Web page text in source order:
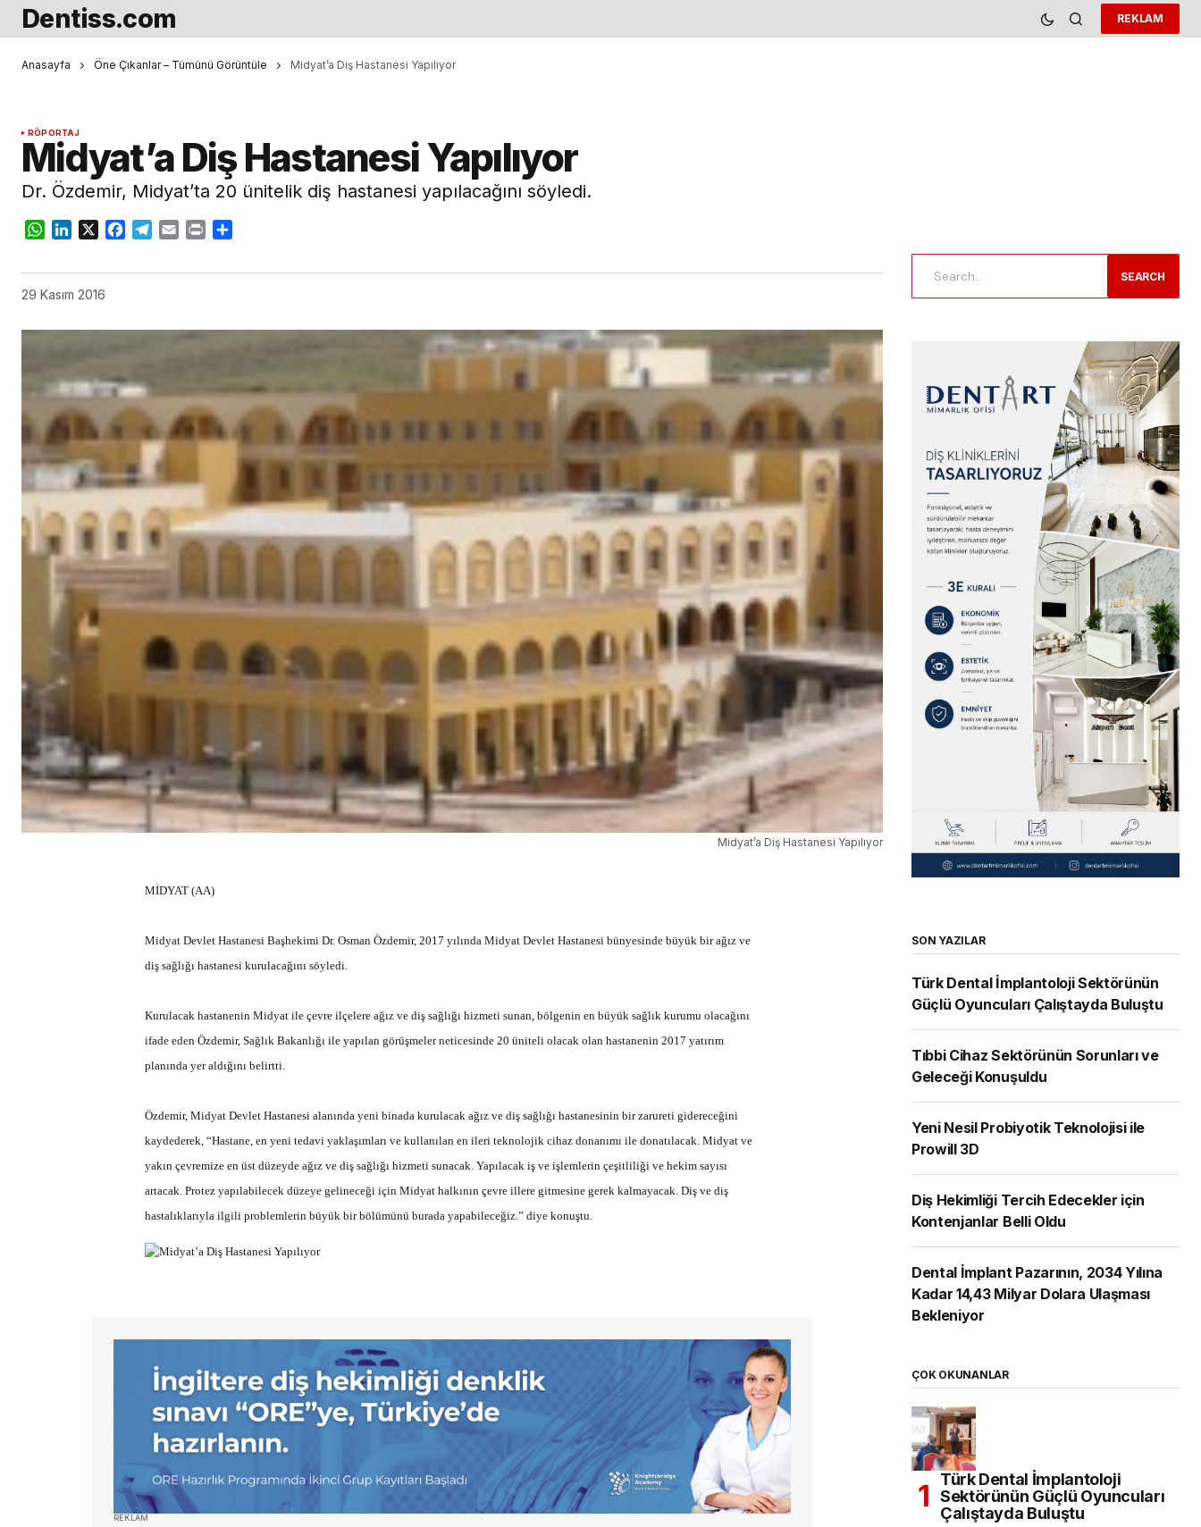
Dentiss.com REKLAM
Anasayfa Öne Çıkanlar – Tümünü Görüntüle Midyat’a Diş Hastanesi Yapılıyor
RÖPORTAJ
Midyat’a Diş Hastanesi Yapılıyor
Dr. Özdemir, Midyat’ta 20 ünitelik diş hastanesi yapılacağını söyledi.
WhatsApp
LinkedIn
X Facebook
Telegram
Email Print
29 Kasım 2016
Midyat’a Diş Hastanesi Yapılıyor
MİDYAT (AA)
Midyat Devlet Hastanesi Başhekimi Dr. Osman Özdemir, 2017 yılında Midyat Devlet Hastanesi bünyesinde büyük bir ağız ve
diş sağlığı hastanesi kurulacağını söyledi.
Kurulacak hastanenin Midyat ile çevre ilçelere ağız ve diş sağlığı hizmeti sunan, bölgenin en büyük sağlık kurumu olacağını
ifade eden Özdemir, Sağlık Bakanlığı ile yapılan görüşmeler neticesinde 20 üniteli olacak olan hastanenin 2017 yatırım
planında yer aldığını belirtti.
Özdemir, Midyat Devlet Hastanesi alanında yeni binada kurulacak ağız ve diş sağlığı hastanesinin bir zarureti gidereceğini
kaydederek, “Hastane, en yeni tedavi yaklaşımları ve kullanılan en ileri teknolojik cihaz donanımı ile donatılacak. Midyat ve
yakın çevremize en üst düzeyde ağız ve diş sağlığı hizmeti sunacak. Yapılacak iş ve işlemlerin çeşitliliği ve hekim sayısı
artacak. Protez yapılabilecek düzeye gelineceği için Midyat halkının çevre illere gitmesine gerek kalmayacak. Diş ve diş
hastalıklarıyla ilgili problemlerin büyük bir bölümünü burada yapabileceğiz.” diye konuştu.
REKLAM
SEARCH
SON YAZILAR
Türk Dental İmplantoloji Sektörünün
Güçlü Oyuncuları Çalıştayda Buluştu
Tıbbi Cihaz Sektörünün Sorunları ve
Geleceği Konuşuldu
Yeni Nesil Probiyotik Teknolojisi ile
Prowill 3D
Diş Hekimliği Tercih Edecekler için
Kontenjanlar Belli Oldu
Dental İmplant Pazarının, 2034 Yılına
Kadar 14,43 Milyar Dolara Ulaşması
Bekleniyor
ÇOK OKUNANLAR
Türk Dental İmplantoloji
Sektörünün Güçlü Oyuncuları
Çalıştayda Buluştu